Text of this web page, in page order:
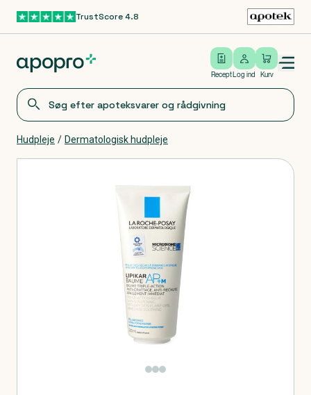
Gå til hovedindholdTrustScore 4.8
Recept
Log ind
Log ind Kurv
Open/close menu
Hudpleje / Dermatologisk hudpleje